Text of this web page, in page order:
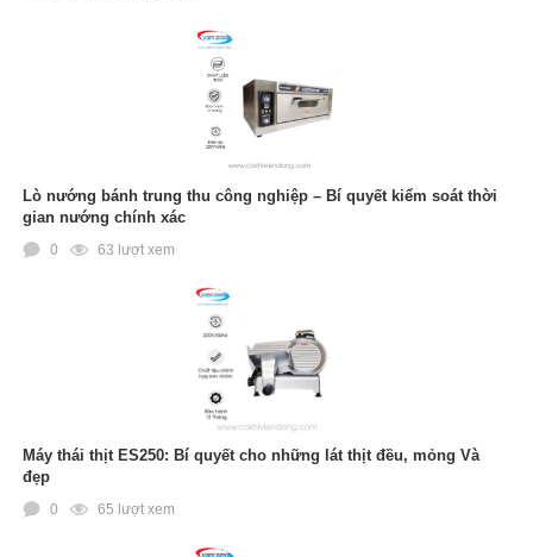
Lò nướng bánh trung thu công nghiệp – Bí quyết kiểm soát thời
gian nướng chính xác
0 63 lượt xem
Máy thái thịt ES250: Bí quyết cho những lát thịt đều, mỏng Và
đẹp
0 65 lượt xem